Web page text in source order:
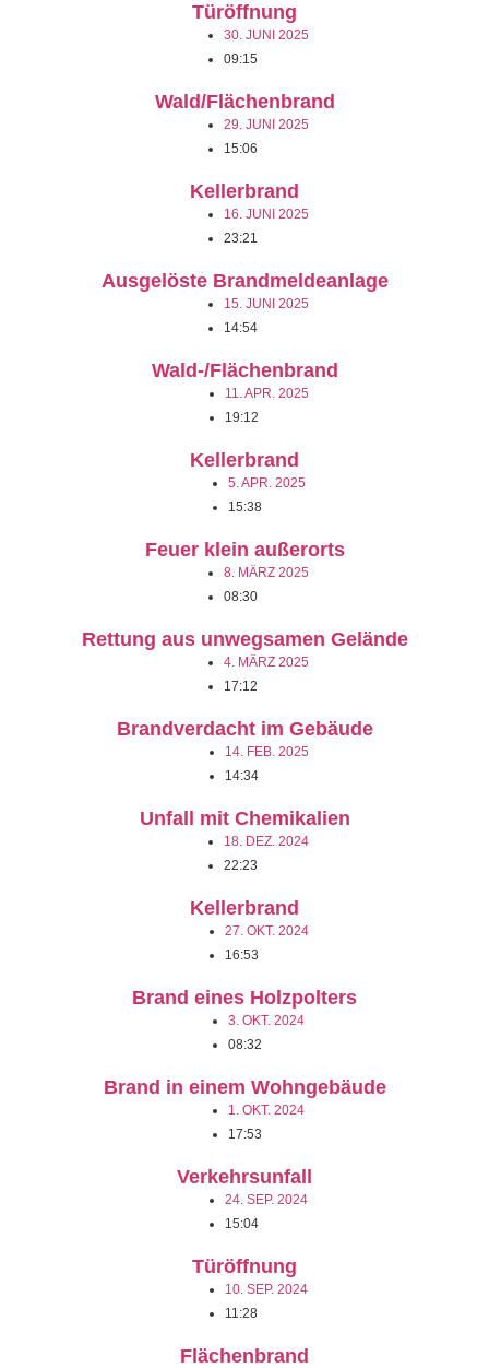
Türöffnung
30. JUNI 2025
09:15
Wald/Flächenbrand
29. JUNI 2025
15:06
Kellerbrand
16. JUNI 2025
23:21
Ausgelöste Brandmeldeanlage
15. JUNI 2025
14:54
Wald-/Flächenbrand
11. APR. 2025
19:12
Kellerbrand
5. APR. 2025
15:38
Feuer klein außerorts
8. MÄRZ 2025
08:30
Rettung aus unwegsamen Gelände
4. MÄRZ 2025
17:12
Brandverdacht im Gebäude
14. FEB. 2025
14:34
Unfall mit Chemikalien
18. DEZ. 2024
22:23
Kellerbrand
27. OKT. 2024
16:53
Brand eines Holzpolters
3. OKT. 2024
08:32
Brand in einem Wohngebäude
1. OKT. 2024
17:53
Verkehrsunfall
24. SEP. 2024
15:04
Türöffnung
10. SEP. 2024
11:28
Flächenbrand